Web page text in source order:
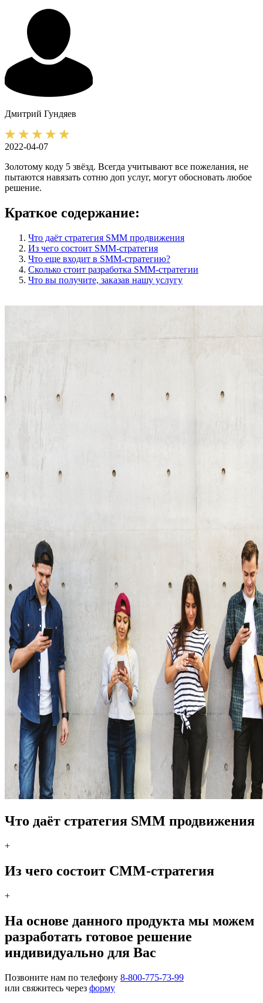
Дмитрий Гундяев
2022-04-07
Золотому коду 5 звёзд. Всегда учитывают все пожелания, не
пытаются навязать сотню доп услуг, могут обосновать любое
решение.
Краткое содержание:
Что даёт стратегия SMM продвижения
Из чего состоит SMM-стратегия
Что еще входит в SMM-стратегию?
Сколько стоит разработка SMM-стратегии
Что вы получите, заказав нашу услугу
Что даёт стратегия SMM продвижения
+
Из чего состоит СММ-стратегия
+
На основе данного продукта мы можем
разработать готовое решение
индивидуально для Вас
Позвоните нам по телефону 8-800-775-73-99
или свяжитесь через форму